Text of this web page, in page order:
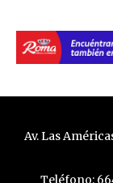
Av. Las
Teléfono: